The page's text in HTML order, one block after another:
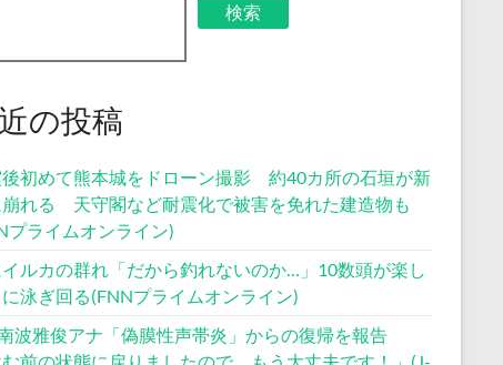
検索
の投稿
初めて熊本城をドローン撮影 約40カ所の石垣が新
崩れる 天守閣など耐震化で被害を免れた建造物も
プライムオンライン)
ルカの群れ「だから釣れないのか…」10数頭が楽し
泳ぎ回る(FNNプライムオンライン)
波雅俊アナ「偽膜性声帯炎」からの復帰を報告